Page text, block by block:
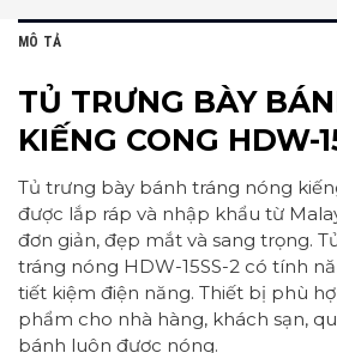
MÔ TẢ
TỦ TRƯNG BÀY
KIẾNG CONG HDW-
Tủ trưng bày bánh tráng nóng
được lắp ráp và nhập khẩu từ
đơn giản, đẹp mắt và sang trọng.
tráng nóng HDW-15SS-2 có tính
tiết kiệm điện năng. Thiết bị phù
phẩm cho nhà hàng, khách sạn,
bánh luôn được nóng.